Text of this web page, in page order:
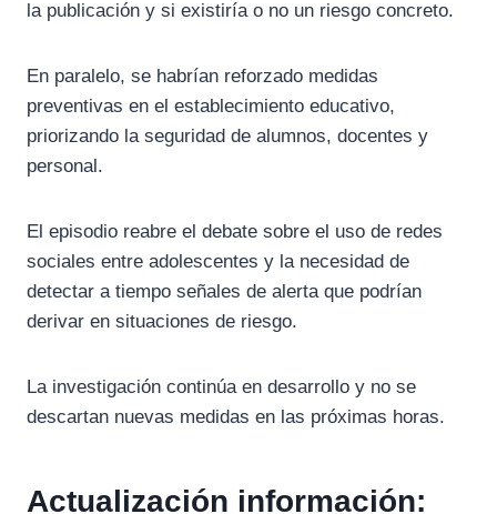
la publicación y si existiría o no un riesgo concreto.
En paralelo, se habrían reforzado medidas
preventivas en el establecimiento educativo,
priorizando la seguridad de alumnos, docentes y
personal.
El episodio reabre el debate sobre el uso de redes
sociales entre adolescentes y la necesidad de
detectar a tiempo señales de alerta que podrían
derivar en situaciones de riesgo.
La investigación continúa en desarrollo y no se
descartan nuevas medidas en las próximas horas.
Actualización información: